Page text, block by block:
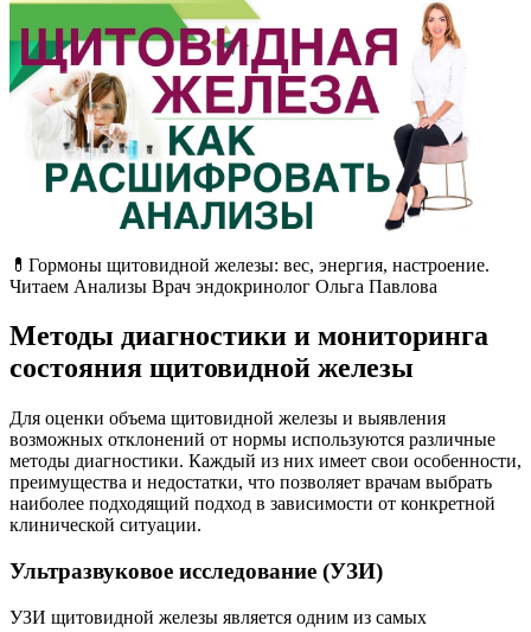
💊Гормоны щитовидной железы: вес, энергия, настроение.
Читаем Анализы Врач эндокринолог Ольга Павлова
Методы диагностики и мониторинга
состояния щитовидной железы
Для оценки объема щитовидной железы и выявления
возможных отклонений от нормы используются различные
методы диагностики. Каждый из них имеет свои особенности,
преимущества и недостатки, что позволяет врачам выбрать
наиболее подходящий подход в зависимости от конкретной
клинической ситуации.
Ультразвуковое исследование (УЗИ)
УЗИ щитовидной железы является одним из самых